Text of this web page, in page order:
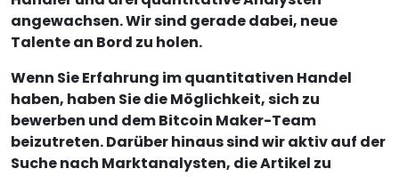
angewachsen. Wir sind gerade dabei, neue
Talente an Bord zu holen.
Wenn Sie Erfahrung im quantitativen Handel
haben, haben Sie die Möglichkeit, sich zu
bewerben und dem Bitcoin Maker-Team
beizutreten. Darüber hinaus sind wir aktiv auf der
Suche nach Marktanalysten, die Artikel zu